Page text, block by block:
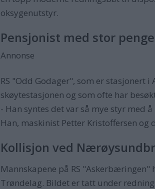
oksygenutstyr.
Pensjonist med stor
Annonse
RS "Odd Godager", som er stasjonert
skøytestasjonen og som ofte har
- Han syntes det var så mye styr med
Han, maskinist Petter Kristoffersen
Kollisjon ved
Mannskapene på RS
Trøndelag. Bildet er tatt under